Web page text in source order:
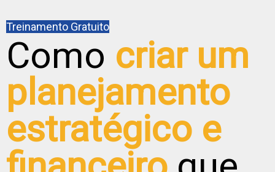
Treinamento Gratuito
Como criar um
planejamento
estratégico e